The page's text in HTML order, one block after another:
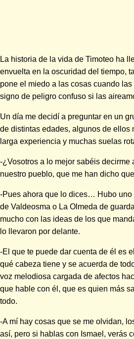
La historia de la vida de Timoteo ha
envuelta en la oscuridad del tiempo,
pone el miedo a las cosas cuando
signo de peligro confuso si las
Un día me decidí a preguntar en un
de distintas edades, algunos de ellos
larga experiencia y muchas suelas
-¿Vosotros a lo mejor sabéis decirme
nuestro pueblo, que me han dicho
-Pues ahora que lo dices… Hubo uno
de Valdeosma o La Olmeda de
mucho con las ideas de los que
lo llevaron por delante.
-El que te puede dar cuenta de él es
qué cabeza tiene y se acuerda de
voz melodiosa cargada de afectos
que hable con él, que es quien más
todo.
-A mí hay cosas que se me olvidan,
así, pero si hablas con Ismael, verás